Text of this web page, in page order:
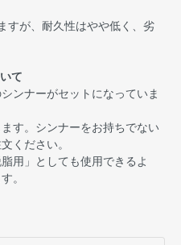
すが、耐久性はやや低く、劣
て
ンナーがセットになっていま
す。シンナーをお持ちでない
ください。
用」としても使用できるよ
。